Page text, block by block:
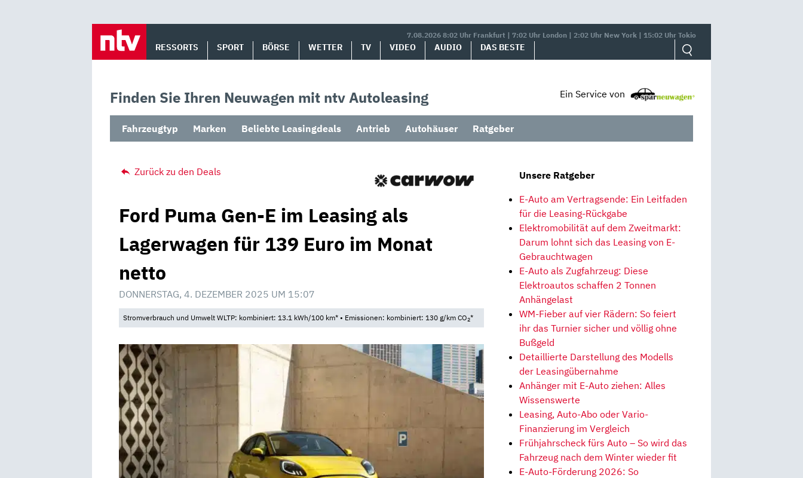
7.08.2026 8:02 Uhr Frankfurt | 7:02 Uhr London | 2:02 Uhr New York | 15:02 Uhr Tokio
RESSORTS SPORT BÖRSE WETTER TV VIDEO AUDIO DAS BESTE
Finden Sie Ihren Neuwagen mit ntv Autoleasing Ein Service von
Fahrzeugtyp Marken Beliebte Leasingdeals Antrieb Autohäuser Ratgeber
Zurück zu den Deals
Ford Puma Gen-E im Leasing als
Lagerwagen für 139 Euro im Monat
netto
DONNERSTAG, 4. DEZEMBER 2025 UM 15:07
Stromverbrauch und Umwelt WLTP: kombiniert: 13.1 kWh/100 km* • Emissionen: kombiniert: 130 g/km CO2*
Unsere Ratgeber
E-Auto am Vertragsende: Ein Leitfaden
für die Leasing-Rückgabe
Elektromobilität auf dem Zweitmarkt:
Darum lohnt sich das Leasing von E-
Gebrauchtwagen
E-Auto als Zugfahrzeug: Diese
Elektroautos schaffen 2 Tonnen
Anhängelast
WM-Fieber auf vier Rädern: So feiert
ihr das Turnier sicher und völlig ohne
Bußgeld
Detaillierte Darstellung des Modells
der Leasingübernahme
Anhänger mit E-Auto ziehen: Alles
Wissenswerte
Leasing, Auto-Abo oder Vario-
Finanzierung im Vergleich
Frühjahrscheck fürs Auto – So wird das
Fahrzeug nach dem Winter wieder fit
E-Auto-Förderung 2026: So